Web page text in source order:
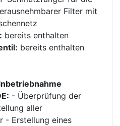
Filter mit
bereits enthalten
bereits enthalten
- Überprüfung der
aller
- Erstellung eines